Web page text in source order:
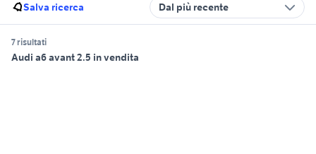
Salva ricerca Dal più recente
7 risultati
Audi a6 avant 2.5 in vendita